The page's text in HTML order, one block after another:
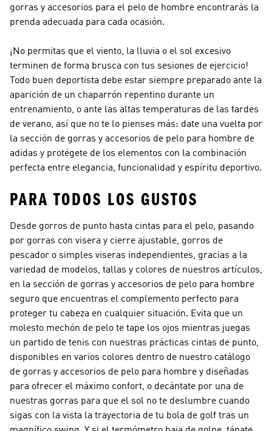
gorras y accesorios para el pelo de hombre encontrarás la
prenda adecuada para cada ocasión.
¡No permitas que el viento, la lluvia o el sol excesivo
terminen de forma brusca con tus sesiones de ejercicio!
Todo buen deportista debe estar siempre preparado ante la
aparición de un chaparrón repentino durante un
entrenamiento, o ante las altas temperaturas de las tardes
de verano, así que no te lo pienses más: date una vuelta por
la sección de gorras y accesorios de pelo para hombre de
adidas y protégete de los elementos con la combinación
perfecta entre elegancia, funcionalidad y espíritu deportivo.
PARA TODOS LOS GUSTOS
Desde gorros de punto hasta cintas para el pelo, pasando
por gorras con visera y cierre ajustable, gorros de
pescador o simples viseras independientes, gracias a la
variedad de modelos, tallas y colores de nuestros artículos,
en la sección de gorras y accesorios de pelo para hombre
seguro que encuentras el complemento perfecto para
proteger tu cabeza en cualquier situación. Evita que un
molesto mechón de pelo te tape los ojos mientras juegas
un partido de tenis con nuestras prácticas cintas de punto,
disponibles en varios colores dentro de nuestro catálogo
de gorras y accesorios de pelo para hombre y diseñadas
para ofrecer el máximo confort, o decántate por una de
nuestras gorras para que el sol no te deslumbre cuando
sigas con la vista la trayectoria de tu bola de golf tras un